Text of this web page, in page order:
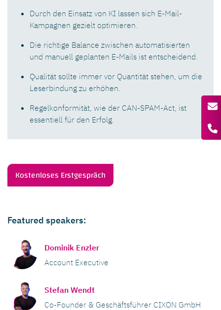
Durch den Einsatz von KI lassen sich E-Mail-
Kampagnen gezielt optimieren.
Die richtige Balance zwischen automatisierten
und manuell geplanten E-Mails ist entscheidend.
Qualität sollte immer vor Quantität stehen, um die
Leserbindung zu erhöhen.
Regelkonformität, wie der CAN-SPAM-Act, ist
essentiell für den Erfolg.
Kostenloses Erstgespräch
Featured speakers:
Dominik Enzler
Account Executive
Stefan Wendt
Co-Founder & Geschäftsführer CIXON GmbH